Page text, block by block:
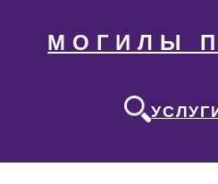
МОГИЛЫ